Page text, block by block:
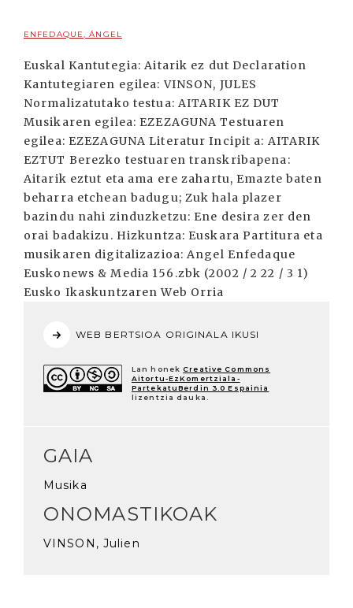
ENFEDAQUE, ÁNGEL
Euskal Kantutegia: Aitarik ez dut Declaration
Kantutegiaren egilea: VINSON, JULES
Normalizatutako testua: AITARIK EZ DUT
Musikaren egilea: EZEZAGUNA Testuaren
egilea: EZEZAGUNA Literatur Incipit a: AITARIK
EZTUT Berezko testuaren transkribapena:
Aitarik eztut eta ama ere zahartu, Emazte baten
beharra etchean badugu; Zuk hala plazer
bazindu nahi zinduzketzu: Ene desira zer den
orai badakizu. Hizkuntza: Euskara Partitura eta
musikaren digitalizazioa: Angel Enfedaque
Euskonews & Media 156.zbk (2002 / 2 22 / 3 1)
Eusko Ikaskuntzaren Web Orria
WEB BERTSIOA ORIGINALA IKUSI
Lan honek Creative Commons
Aitortu-EzKomertziala-
PartekatuBerdin 3.0 Espainia
lizentzia dauka.
GAIA
Musika
ONOMASTIKOAK
VINSON, Julien